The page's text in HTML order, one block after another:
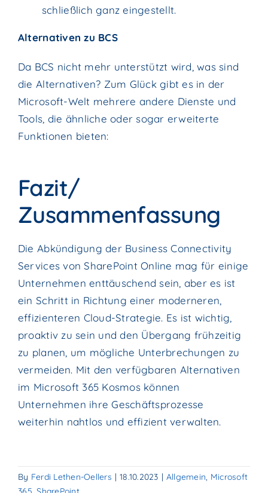
schließlich ganz eingestellt.
Alternativen zu BCS
Da BCS nicht mehr unterstützt wird, was sind
die Alternativen? Zum Glück gibt es in der
Microsoft-Welt mehrere andere Dienste und
Tools, die ähnliche oder sogar erweiterte
Funktionen bieten:
Fazit/
Zusammenfassung
Die Abkündigung der Business Connectivity
Services von SharePoint Online mag für einige
Unternehmen enttäuschend sein, aber es ist
ein Schritt in Richtung einer moderneren,
effizienteren Cloud-Strategie. Es ist wichtig,
proaktiv zu sein und den Übergang frühzeitig
zu planen, um mögliche Unterbrechungen zu
vermeiden. Mit den verfügbaren Alternativen
im Microsoft 365 Kosmos können
Unternehmen ihre Geschäftsprozesse
weiterhin nahtlos und effizient verwalten.
By Ferdi Lethen-Oellers | 18.10.2023 | Allgemein, Microsoft